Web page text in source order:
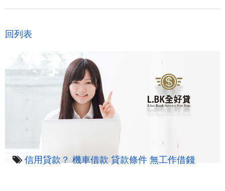
回列表
信用貸款？ 機車借款 貸款條件 無工作借錢